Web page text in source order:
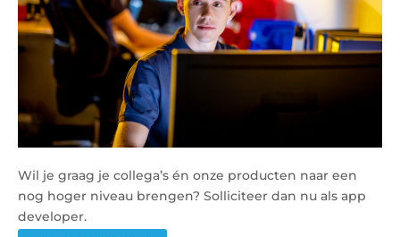
Wil je graag je collega’s én onze producten naar een
nog hoger niveau brengen? Solliciteer dan nu als app
developer.